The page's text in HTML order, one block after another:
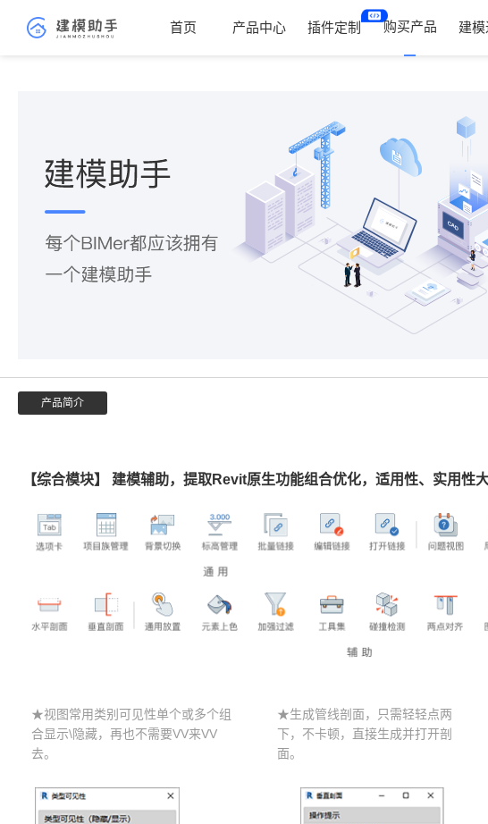
首页 产品中心 插件定制 购买产品 建
产品简介
【综合模块】 建模辅助，提取Revit原生功能组合优化，适用性、实用性大
★视图常用类别可见性单个或多个组
合显示\隐藏，再也不需要VV来VV
去。
★生成管线剖面，只需轻轻点两
下，不卡顿，直接生成并打开剖
面。